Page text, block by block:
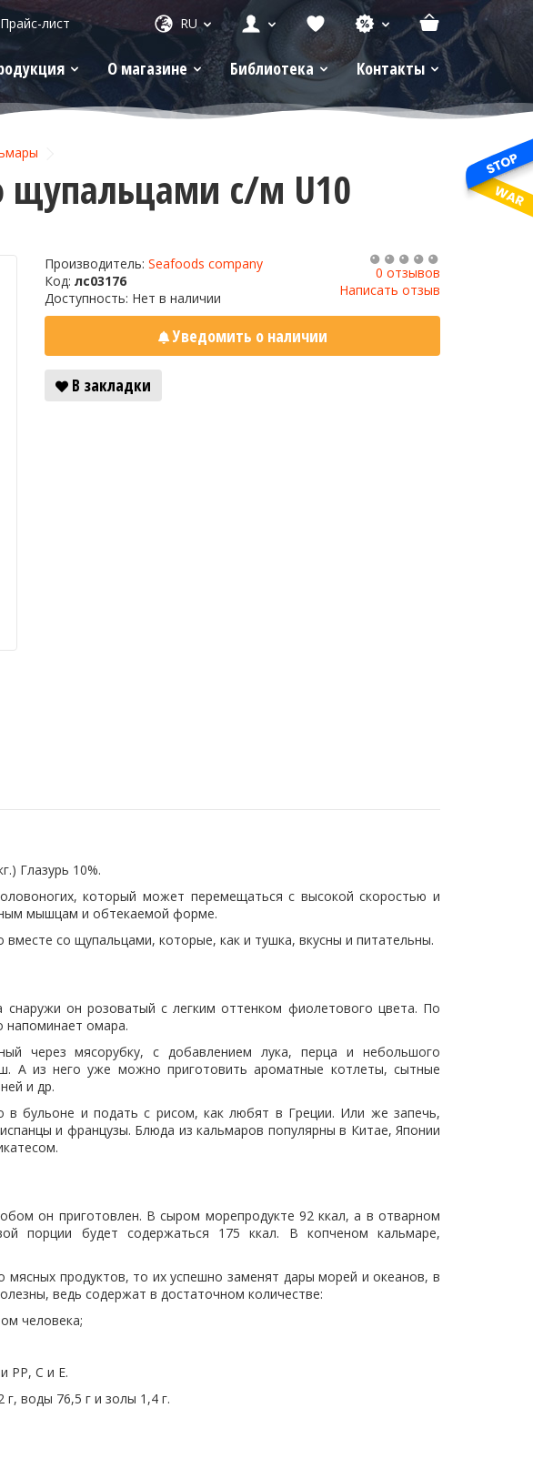
Прайс-лист RU
О магазине Библиотека Контакты
с/м U10
Производитель: Seafoods company
Код: лс03176
Доступность: Нет в наличии
0 отзывов
Написать отзыв
Уведомить о наличии
В закладки
Глазурь 10%.
который может перемещаться с высокой скоростью и
мышцам и обтекаемой форме.
вместе со щупальцами, которые, как и тушка, вкусны и питательны.
он розоватый с легким оттенком фиолетового цвета. По
напоминает омара.
через мясорубку, с добавлением лука, перца и небольшого
А из него уже можно приготовить ароматные котлеты, сытные
и др.
в бульоне и подать с рисом, как любят в Греции. Или же запечь,
и французы. Блюда из кальмаров популярны в Китае, Японии
он приготовлен. В сыром морепродукте 92 ккал, а в отварном
порции будет содержаться 175 ккал. В копченом кальмаре,
продуктов, то их успешно заменят дары морей и океанов, в
ведь содержат в достаточном количестве:
человека;
РР, С и Е.
воды 76,5 г и золы 1,4 г.